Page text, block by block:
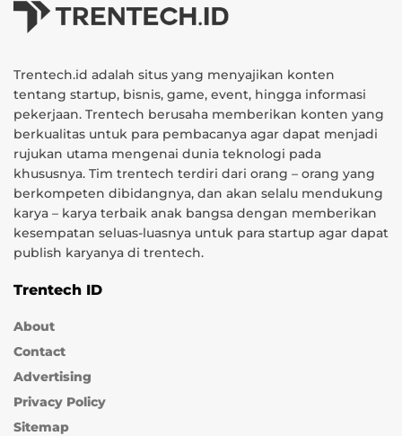
Trentech.id adalah situs yang menyajikan konten
tentang startup, bisnis, game, event, hingga informasi
pekerjaan. Trentech berusaha memberikan konten yang
berkualitas untuk para pembacanya agar dapat menjadi
rujukan utama mengenai dunia teknologi pada
khususnya. Tim trentech terdiri dari orang – orang yang
berkompeten dibidangnya, dan akan selalu mendukung
karya – karya terbaik anak bangsa dengan memberikan
kesempatan seluas-luasnya untuk para startup agar dapat
publish karyanya di trentech.
Trentech ID
About
Contact
Advertising
Privacy Policy
Sitemap